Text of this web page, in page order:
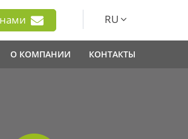
RU
О КОМПАНИИ КОНТАКТЫ